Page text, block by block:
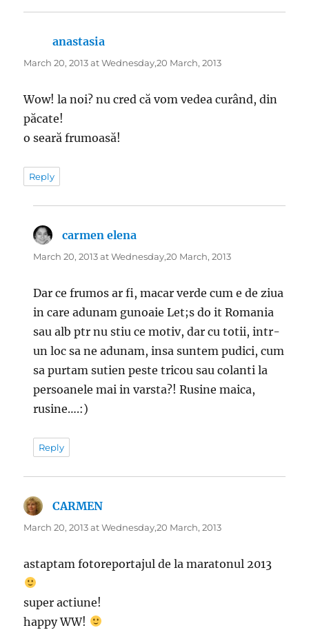
anastasia
March 20, 2013 at Wednesday,20 March, 2013
Wow! la noi? nu cred că vom vedea curând, din
păcate!
o seară frumoasă!
Reply
carmen elena
March 20, 2013 at Wednesday,20 March, 2013
Dar ce frumos ar fi, macar verde cum e de ziua
in care adunam gunoaie Let;s do it Romania
sau alb ptr nu stiu ce motiv, dar cu totii, intr-
un loc sa ne adunam, insa suntem pudici, cum
sa purtam sutien peste tricou sau colanti la
persoanele mai in varsta?! Rusine maica,
rusine….:)
Reply
CARMEN
March 20, 2013 at Wednesday,20 March, 2013
astaptam fotoreportajul de la maratonul 2013
super actiune!
happy WW!